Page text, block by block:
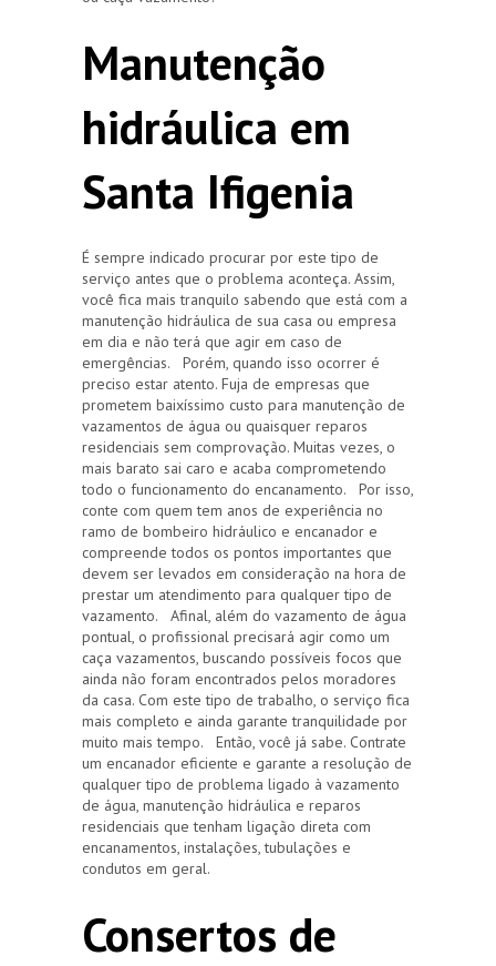
Manutenção
hidráulica em
Santa Ifigenia
É sempre indicado procurar por este tipo de
serviço antes que o problema aconteça. Assim,
você fica mais tranquilo sabendo que está com a
manutenção hidráulica de sua casa ou empresa
em dia e não terá que agir em caso de
emergências. Porém, quando isso ocorrer é
preciso estar atento. Fuja de empresas que
prometem baixíssimo custo para manutenção de
vazamentos de água ou quaisquer reparos
residenciais sem comprovação. Muitas vezes, o
mais barato sai caro e acaba comprometendo
todo o funcionamento do encanamento. Por isso,
conte com quem tem anos de experiência no
ramo de bombeiro hidráulico e encanador e
compreende todos os pontos importantes que
devem ser levados em consideração na hora de
prestar um atendimento para qualquer tipo de
vazamento. Afinal, além do vazamento de água
pontual, o profissional precisará agir como um
caça vazamentos, buscando possíveis focos que
ainda não foram encontrados pelos moradores
da casa. Com este tipo de trabalho, o serviço fica
mais completo e ainda garante tranquilidade por
muito mais tempo. Então, você já sabe. Contrate
um encanador eficiente e garante a resolução de
qualquer tipo de problema ligado à vazamento
de água, manutenção hidráulica e reparos
residenciais que tenham ligação direta com
encanamentos, instalações, tubulações e
condutos em geral.
Consertos de